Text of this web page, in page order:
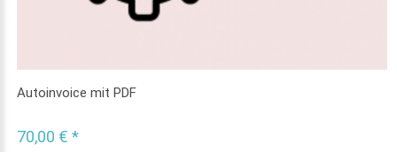
Autoinvoice mit PDF
70,00 € *